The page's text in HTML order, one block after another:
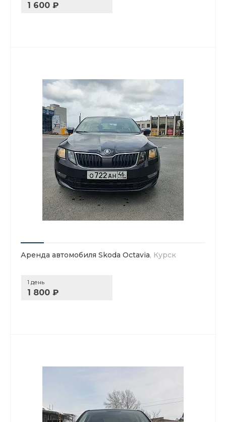
1 600 ₽
Аренда автомобиля Skoda Octavia, Курск
1 день
1 800 ₽